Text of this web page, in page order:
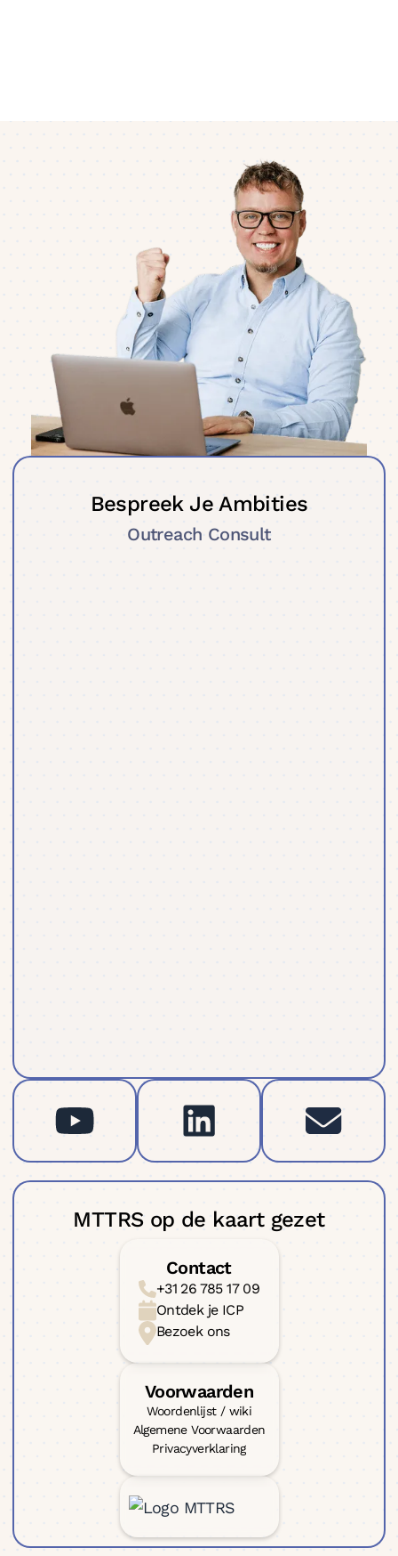
Bespreek Je Ambities
Outreach Consult
MTTRS op de kaart gezet
Contact
+31 26 785 17 09
Ontdek je ICP
Bezoek ons
Voorwaarden
Woordenlijst / wiki
Algemene Voorwaarden
Privacyverklaring